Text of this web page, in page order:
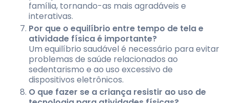
família, tornando-as mais agradáveis e
interativas.
Por que o equilíbrio entre tempo de tela e
atividade física é importante?
Um equilíbrio saudável é necessário para evitar
problemas de saúde relacionados ao
sedentarismo e ao uso excessivo de
dispositivos eletrônicos.
O que fazer se a criança resistir ao uso de